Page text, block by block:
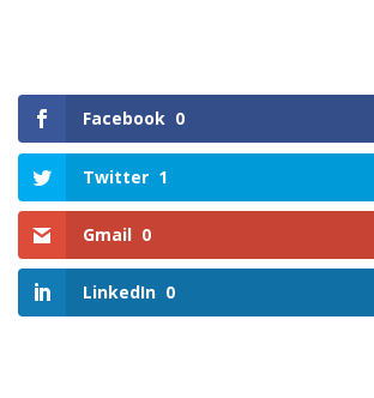
Facebook 0
Twitter 1
Gmail 0
LinkedIn 0